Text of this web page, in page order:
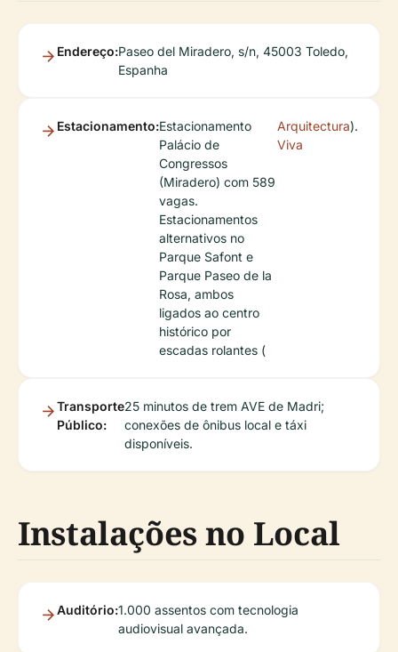
Endereço:Paseo del Miradero, s/n, 45003 Toledo,
Espanha
Estacionamento:Estacionamento
Palácio de
Congressos
(Miradero) com 589
vagas.
Estacionamentos
alternativos no
Parque Safont e
Parque Paseo de la
Rosa, ambos
ligados ao centro
histórico por
escadas rolantes (
Arquitectura
Viva
).
Transporte
Público:
25 minutos de trem AVE de Madri;
conexões de ônibus local e táxi
disponíveis.
Instalações no Local
Auditório:1.000 assentos com tecnologia
audiovisual avançada.